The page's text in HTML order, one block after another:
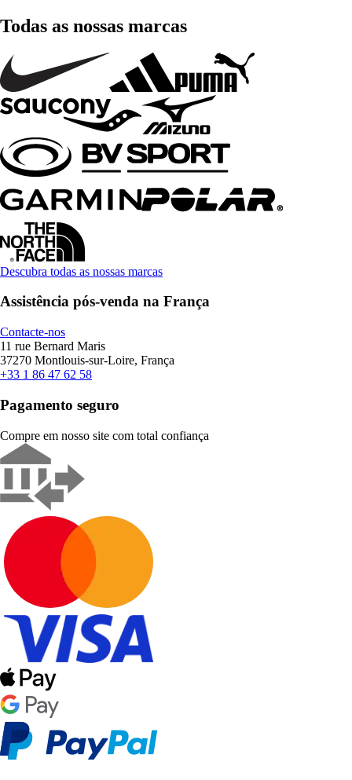
Todas as nossas marcas
Descubra todas as nossas marcas
Assistência pós-venda na França
Contacte-nos
11 rue Bernard Maris
37270 Montlouis-sur-Loire, França
+33 1 86 47 62 58
Pagamento seguro
Compre em nosso site com total confiança